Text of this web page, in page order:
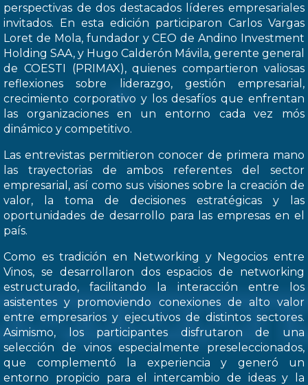
perspectivas de dos destacados líderes empresariales
invitados. En esta edición participaron Carlos Vargas
Loret de Mola, fundador y CEO de Andino Investment
Holding SAA, y Hugo Calderón Mávila, gerente general
de COESTI (PRIMAX), quienes compartieron valiosas
reflexiones sobre liderazgo, gestión empresarial,
crecimiento corporativo y los desafíos que enfrentan
las organizaciones en un entorno cada vez mós
dinámico y competitivo.
Las entrevistas permitieron conocer de primera mano
las trayectorias de ambos referentes del sector
empresarial, así como sus visiones sobre la creación de
valor, la toma de decisiones estratégicas y las
oportunidades de desarrollo para las empresas en el
país.
Como es tradición en Networking y Negocios entre
Vinos, se desarrollaron dos espacios de networking
estructurado, facilitando la interacción entre los
asistentes y promoviendo conexiones de alto valor
entre empresarios y ejecutivos de distintos sectores.
Asimismo, los participantes disfrutaron de una
selección de vinos especialmente preseleccionados,
que complementó la experiencia y generó un
entorno propicio para el intercambio de ideas y la